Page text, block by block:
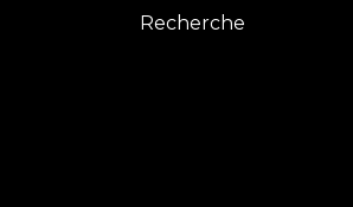
Recherche